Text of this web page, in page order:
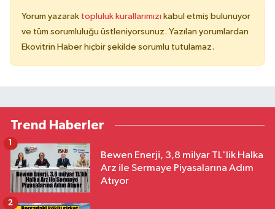
Yorum yazarak topluluk kurallarımızı kabul etmiş bulunuyor
ve tüm sorumluluğu üstleniyorsunuz. Yazılan yorumlardan
Ekovitrin Haber hiçbir şekilde sorumlu tutulamaz.
Trend Haberler
Bewen Enerji, 3,8 milyar TL'lik Halka
Arz ile Sermaye Piyasalarına Adım
Atıyor
1
2